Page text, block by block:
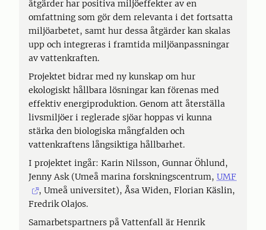
åtgärder har positiva miljöeffekter av en
omfattning som gör dem relevanta i det fortsatta
miljöarbetet, samt hur dessa åtgärder kan skalas
upp och integreras i framtida miljöanpassningar
av vattenkraften.
Projektet bidrar med ny kunskap om hur
ekologiskt hållbara lösningar kan förenas med
effektiv energiproduktion. Genom att återställa
livsmiljöer i reglerade sjöar hoppas vi kunna
stärka den biologiska mångfalden och
vattenkraftens långsiktiga hållbarhet.
I projektet ingår: Karin Nilsson, Gunnar Öhlund,
Jenny Ask (Umeå marina forskningscentrum, UMF
, Umeå universitet), Åsa Widen, Florian Käslin,
Fredrik Olajos.
Samarbetspartners på Vattenfall är Henrik